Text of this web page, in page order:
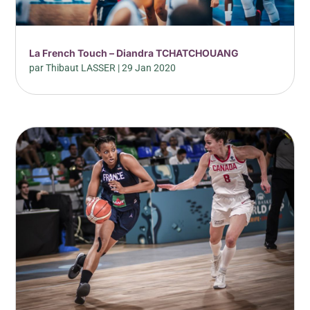
La French Touch – Diandra TCHATCHOUANG
parThibaut LASSER |29 Jan 2020